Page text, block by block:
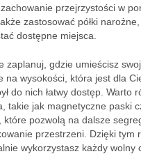
przejrzystości w
zastosować półki narożne,
dostępne miejsca.
zaplanuj, gdzie umieścisz
na wysokości, która jest dla
do nich łatwy dostęp. Warto
takie jak magnetyczne paski
które pozwolą na dalsze
przestrzeni. Dzięki tym
wykorzystasz każdy wolny